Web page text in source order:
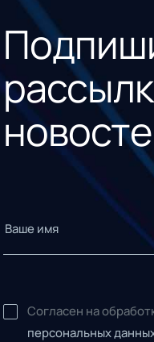
Согласен на
персональных